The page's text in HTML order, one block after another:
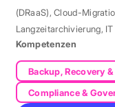
(DRaaS),Cloud-
Langzeitarchivierung,
Kompetenzen
Backup, Recovery
Compliance &